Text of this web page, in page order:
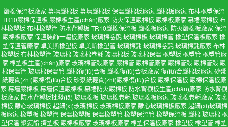
巖棉保溫板廠家 幕墻巖棉板 幕墻巖棉板 保溫巖棉板廠家 巖棉板廠家 布林橡塑保溫
TR10巖棉保溫板 巖棉板生產(chǎn)廠家 防火保溫巖棉板 巖棉板廠家幕墻巖棉板 布
林橡塑板 布林橡塑管 防水背襯板 TR10巖棉保溫板 巖棉板廠家 防火巖棉板廠家保溫
巖棉板廠家保溫裝飾一體板廠家玻璃棉卷氈玻璃棉板 玻璃棉管橡塑保溫板廠家橡
塑保溫管廠家卓美斯橡塑板 卓美斯橡塑管玻璃棉氈玻璃棉卷氈玻璃棉氈廠家布林
橡塑板 布林橡塑管玻璃棉玻璃棉卷氈玻璃棉板 玻璃棉保溫 橡塑板 橡塑管橡塑管廠
家橡塑板生產(chǎn)廠家玻璃棉管殼廠家巖棉管巖棉管廠家巖棉管殼巖棉管殼巖
棉保溫管 玻璃棉保溫管 巖棉復(fù)合板 巖棉復(fù)合板廠家 復(fù)合巖棉板廠家 砂漿
紙輕質(zhì)巖棉復(fù)合板 砂漿紙輕質(zhì)巖棉復(fù)合板 巖棉保溫板 巖棉保溫板廠
家幕墻巖棉板 幕墻保溫巖棉板 幕墻防火巖棉板 防水背襯板生產(chǎn)廠家 防水背襯
板廠家 防水背襯板批發(fā) 玻璃棉板 玻璃棉卷氈玻璃棉板廠家玻璃棉卷氈廠家玻璃
棉板 離心玻璃棉板 超細(xì)玻璃棉板 玻璃棉板廠家 離心玻璃棉板廠家 超細(xì)玻璃棉
板廠家 橡塑板 橡塑管 保溫橡塑板 保溫橡塑管 橡塑保溫管 橡塑保溫板 巖棉 玻璃棉 橡
塑保溫 聚氨酯擠塑板 巖棉板廠家玻璃棉板廠家橡塑保溫板廠家橡塑板 橡塑管橡塑